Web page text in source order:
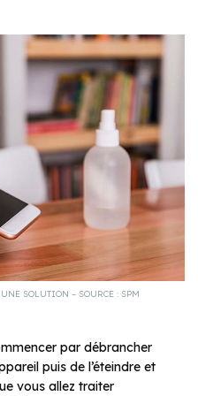
SOLUTION – SOURCE : SPM
par débrancher
puis de l’éteindre et
vous allez traiter